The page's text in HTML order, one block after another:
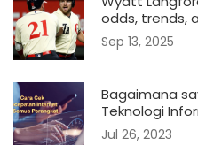
odds, trends,
Sep 13, 2025
Bagaimana
Teknologi
Jul 26, 2023